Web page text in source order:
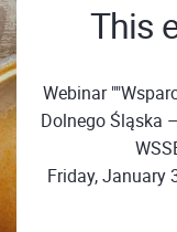
This
Webinar
Dolnego Śląska
Friday, January